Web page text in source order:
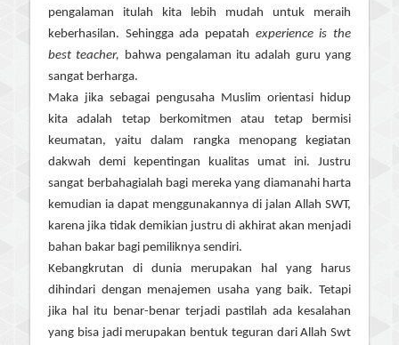
pengalaman itulah kita lebih mudah untuk meraih
keberhasilan. Sehingga ada pepatah experience is the
best teacher, bahwa pengalaman itu adalah guru yang
sangat berharga.
Maka jika sebagai pengusaha Muslim orientasi hidup
kita adalah tetap berkomitmen atau tetap bermisi
keumatan, yaitu dalam rangka menopang kegiatan
dakwah demi kepentingan kualitas umat ini. Justru
sangat berbahagialah bagi mereka yang diamanahi harta
kemudian ia dapat menggunakannya di jalan Allah SWT,
karena jika tidak demikian justru di akhirat akan menjadi
bahan bakar bagi pemiliknya sendiri.
Kebangkrutan di dunia merupakan hal yang harus
dihindari dengan menajemen usaha yang baik. Tetapi
jika hal itu benar-benar terjadi pastilah ada kesalahan
yang bisa jadi merupakan bentuk teguran dari Allah Swt